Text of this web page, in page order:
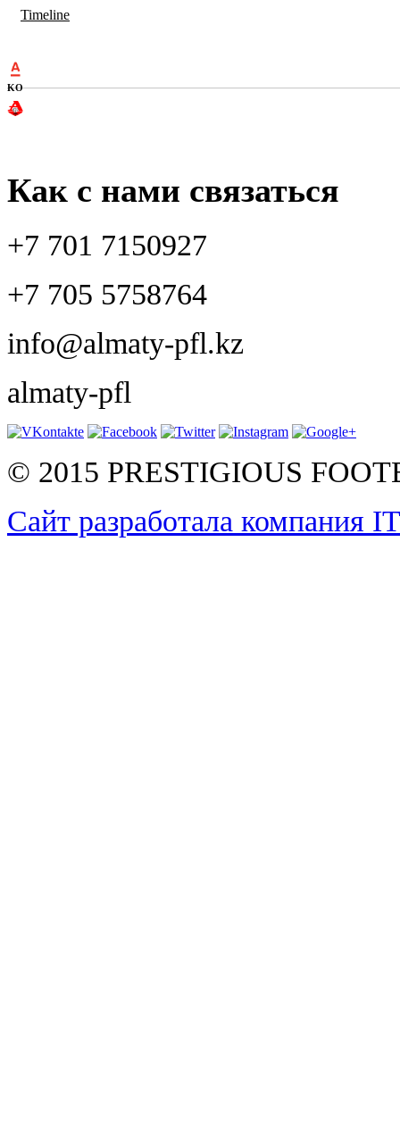
Timeline
KO
Как с нами связаться
+7 701 7150927
+7 705 5758764
info@almaty-pfl.kz
almaty-pfl
© 2015 PRESTIGIOUS
Сайт разработала компания